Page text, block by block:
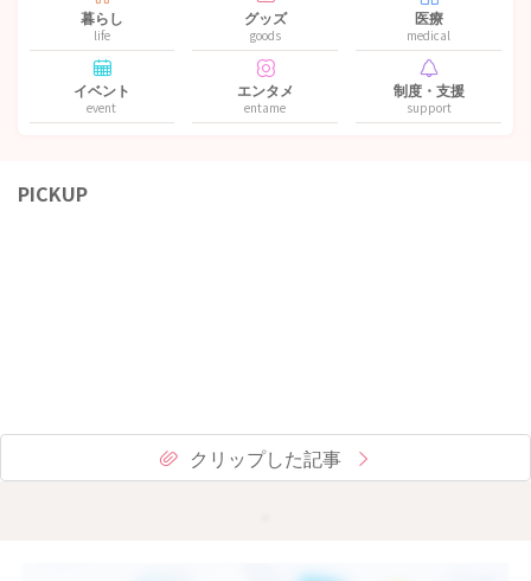
暮らし
life
グッズ
goods
医療
medical
イベント
event
エンタメ
entame
制度・支援
support
PICKUP
クリップした記事